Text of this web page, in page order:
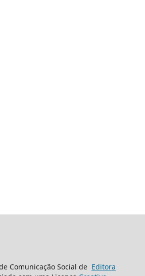
Comunicação Social de Editora